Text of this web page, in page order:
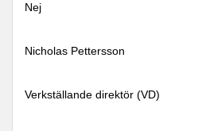
Nej
Nicholas Pettersson
Verkställande direktör (VD)